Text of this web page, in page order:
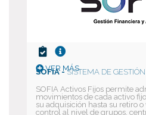
VER MÁS
SOFIA -SISTEMA DE
SOFIA Activos Fijos permite
movimientos de cada activo
su adquisición hasta su retiro
control al nivel de grupos,